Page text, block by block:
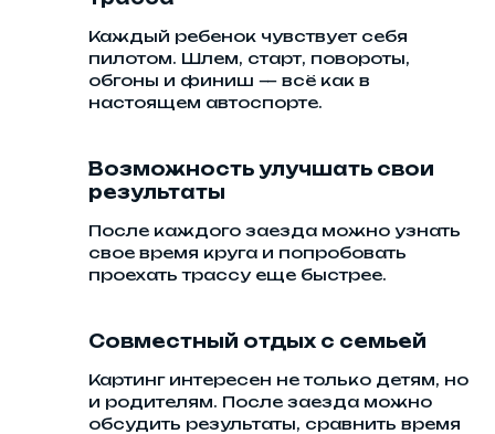
Каждый ребенок чувствует себя
пилотом. Шлем, старт, повороты,
обгоны и финиш — всё как в
настоящем автоспорте.
Возможность улучшать свои
результаты
После каждого заезда можно узнать
свое время круга и попробовать
проехать трассу еще быстрее.
Совместный отдых с семьей
Картинг интересен не только детям, но
и родителям. После заезда можно
обсудить результаты, сравнить время